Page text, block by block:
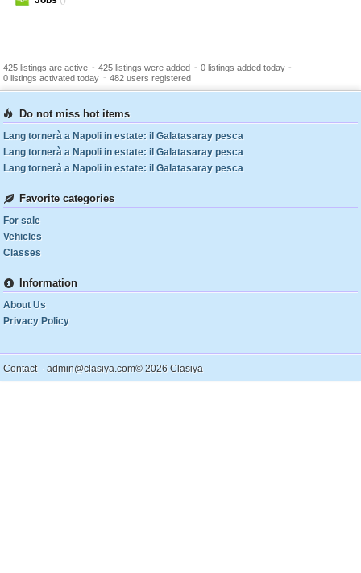
425 listings are active - 425 listings were added - 0 listings added today -
0 listings activated today - 482 users registered
Do not miss hot items
Lang tornerà a Napoli in estate: il Galatasaray pesca
Lang tornerà a Napoli in estate: il Galatasaray pesca
Lang tornerà a Napoli in estate: il Galatasaray pesca
Favorite categories
For sale
Vehicles
Classes
Information
About Us
Privacy Policy
Contact . admin@clasiya.com© 2026 Clasiya